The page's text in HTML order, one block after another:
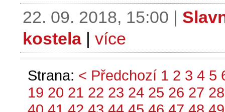
22. 09. 2018, 15:00 |
kostela| více
Strana: < Předchozí 1 2 3 4 5
19 20 21 22 23 24 25 26 27 28